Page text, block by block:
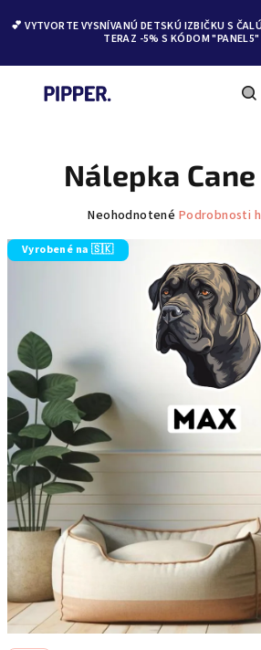
💕 VYTVORTE VYSNÍVANÚ DETSKÚ IZBIČKU S
TERAZ -5% S KÓDOM "PANEL5"
Nálepka
produktu
hviezdičiek.
Neohodnotené Podrobnosti
Vyrobené na 🇸🇰